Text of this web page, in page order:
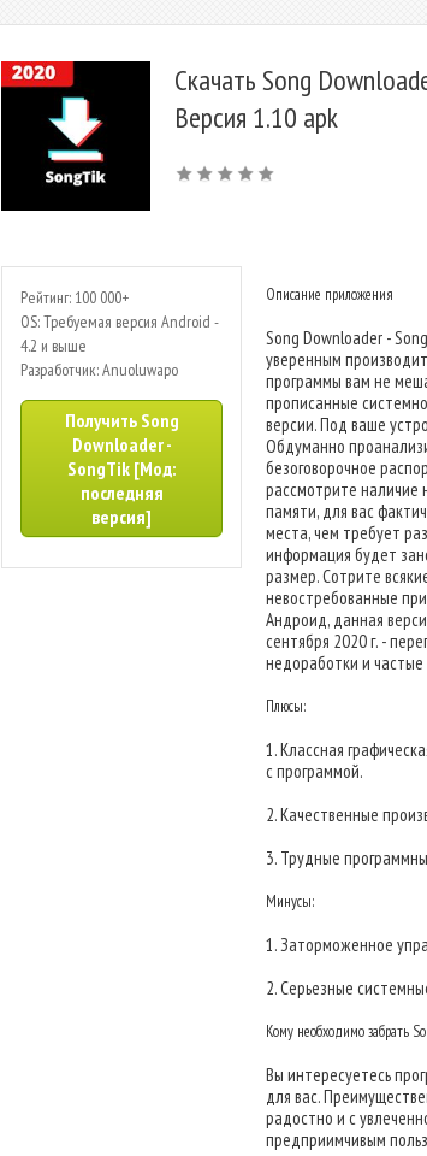
Скачать Song
Версия 1.10 apk
Рейтинг: 100 000+
OS: Требуемая версия Android -
4.2 и выше
Разработчик: Anuoluwapo
Получить Song
Downloader -
SongTik [Мод:
последняя
версия]
Описание приложения
Song Downloader -
уверенным
программы вам не
прописанные
версии. Под ваше
Обдуманно
безоговорочное
рассмотрите наличие
памяти, для вас
места, чем требует
информация будет
размер. Сотрите
невостребованные
Андроид, данная
сентября 2020 г. -
недоработки и
Плюсы:
1. Классная
с программой.
2. Качественные
3. Трудные
Минусы:
1. Заторможенное
2. Серьезные
Кому необходимо забрать
Вы интересуетесь
для вас.
радостно и с
предприимчивым